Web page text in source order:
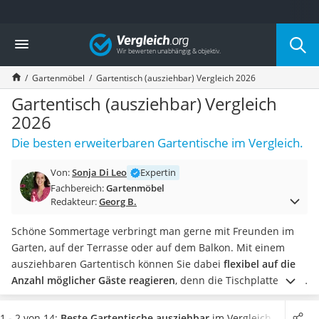
Die beliebtesten Vergleiche nach Kategorie
Baumarkt
Tresor feuerfest
Makita-Akku-Rasenmäher
Kappsäge
Smartes Türschloss
Akku-Rasentrimmer
Feuchtigkeitsmessgerät
Split-Klimaanlage 2 Innengeräte
Pelletofen
Bohrmaschine
Fliesenschneider
Hochdruckreiniger
Doppelschleifer
Überwachungskamera
Benzinrasenmäher mit Elektrostart
Vergleich
Gartenmöbel Gartentisch (ausziehbar) Vergleich 2026
Gartentisch (ausziehbar) Vergleich
2026
Die besten erweiterbaren Gartentische im Vergleich.
Von:Sonja Di Leo
Expertin
Fachbereich:Gartenmöbel
Redakteur:Georg B.
Schöne Sommertage verbringt man gerne mit Freunden im
Garten, auf der Terrasse oder auf dem Balkon. Mit einem
ausziehbaren Gartentisch können Sie dabei flexibel auf die
Anzahl möglicher Gäste reagieren, denn die Tischplatte lässt
sich bei Bedarf mit wenigen Handgriffen vergrößern.
Verschiedene Tests im Internet zeigen, dass Modelle aus